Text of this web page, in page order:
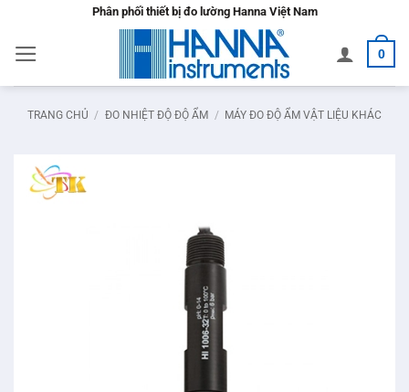
nội
dung
Phân phối thiết bị đo lường Hanna Việt Nam
0
TRANG CHỦ / ĐO NHIỆT ĐỘ ĐỘ ẨM / MÁY ĐO ĐỘ ẨM VẬT LIỆU KHÁC